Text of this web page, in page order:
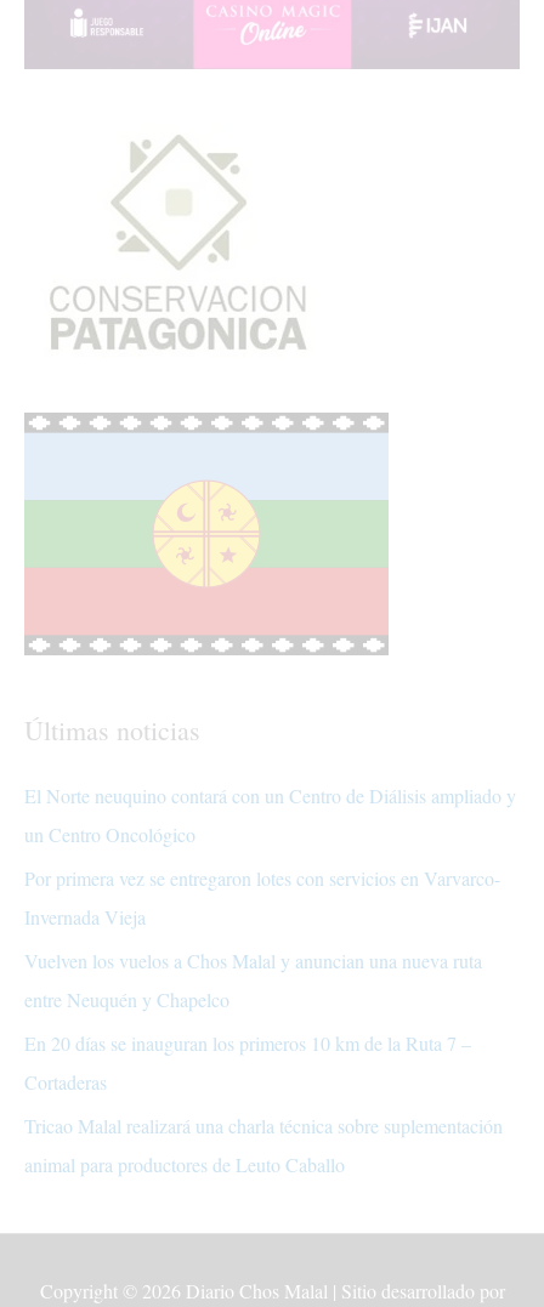
Últimas noticias
El Norte neuquino contará con un Centro de Diálisis ampliado y
un Centro Oncológico
Por primera vez se entregaron lotes con servicios en Varvarco-
Invernada Vieja
Vuelven los vuelos a Chos Malal y anuncian una nueva ruta
entre Neuquén y Chapelco
En 20 días se inauguran los primeros 10 km de la Ruta 7 –
Cortaderas
Tricao Malal realizará una charla técnica sobre suplementación
animal para productores de Leuto Caballo
Copyright © 2026 Diario Chos Malal | Sitio desarrollado por